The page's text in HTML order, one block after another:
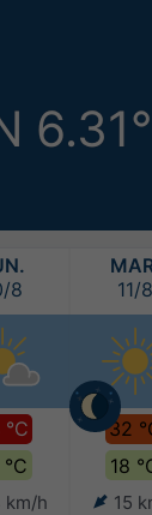
8
km/h
11/8
32
18
15